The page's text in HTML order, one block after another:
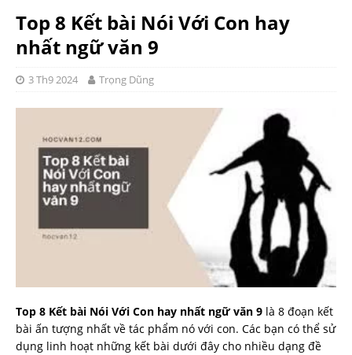
Top 8 Kết bài Nói Với Con hay
nhất ngữ văn 9
3 Th9 2024 Trọng Dũng
Top 8 Kết bài Nói Với Con hay nhất ngữ văn 9 là 8 đoạn kết
bài ấn tượng nhất về tác phẩm nó với con. Các bạn có thể sử
dụng linh hoạt những kết bài dưới đây cho nhiều dạng đề